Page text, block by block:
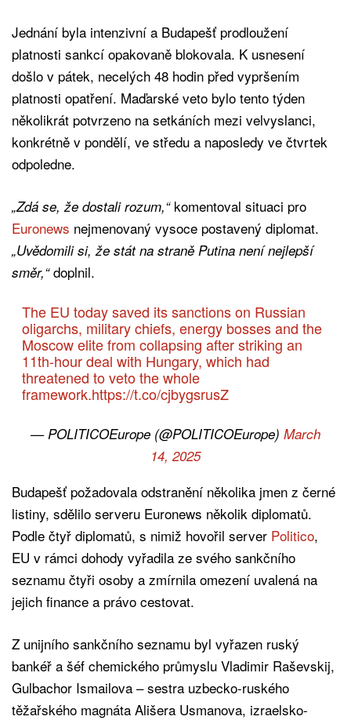
Jednání byla intenzivní a Budapešť prodloužení
platnosti sankcí opakovaně blokovala. K usnesení
došlo v pátek, necelých 48 hodin před vypršením
platnosti opatření. Maďarské veto bylo tento týden
několikrát potvrzeno na setkáních mezi velvyslanci,
konkrétně v pondělí, ve středu a naposledy ve čtvrtek
odpoledne.
„Zdá se, že dostali rozum,“komentoval situaci pro
Euronews nejmenovaný vysoce postavený diplomat.
„Uvědomili si, že stát na straně Putina není nejlepší
směr,“doplnil.
The EU today saved its sanctions on Russian
oligarchs, military chiefs, energy bosses and the
Moscow elite from collapsing after striking an
11th-hour deal with Hungary, which had
threatened to veto the whole
framework.https://t.co/cjbygsrusZ
— POLITICOEurope (@POLITICOEurope) March
14, 2025
Budapešť požadovala odstranění několika jmen z černé
listiny, sdělilo serveru Euronews několik diplomatů.
Podle čtyř diplomatů, s nimiž hovořil server Politico,
EU v rámci dohody vyřadila ze svého sankčního
seznamu čtyři osoby a zmírnila omezení uvalená na
jejich finance a právo cestovat.
Z unijního sankčního seznamu byl vyřazen ruský
bankéř a šéf chemického průmyslu Vladimir Raševskij,
Gulbachor Ismailova – sestra uzbecko-ruského
těžařského magnáta Ališera Usmanova, izraelsko-